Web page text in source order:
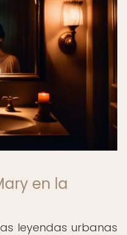
en la
leyendas urbanas